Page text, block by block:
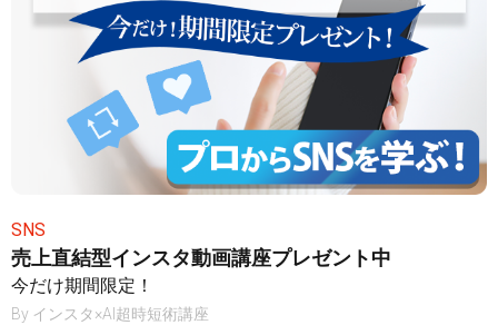
SNS
売上直結型インスタ動画講座プレゼント中
今だけ期間限定！
By インスタ×AI超時短術講座